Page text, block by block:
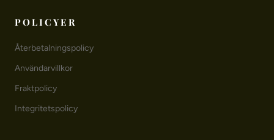
POLICYER
Återbetalningspolicy
Användarvillkor
Fraktpolicy
Integritetspolicy